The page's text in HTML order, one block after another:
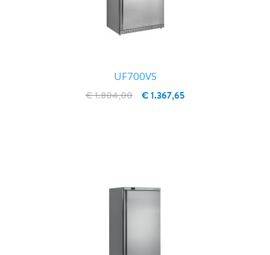
UF700VS
€ 1.367,65
€ 1.804,00